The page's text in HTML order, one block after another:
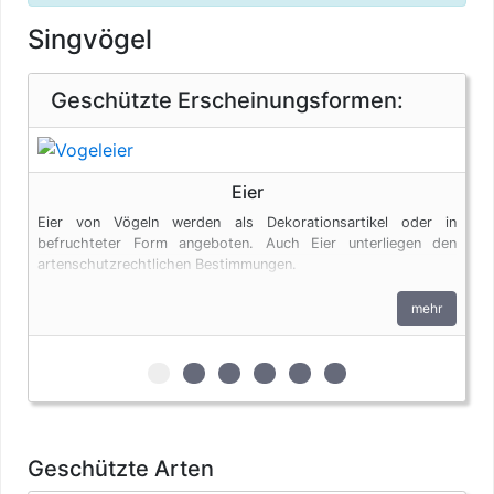
Singvögel
Geschützte Erscheinungsformen:
Eier
Eier von Vögeln werden als Dekorationsartikel oder in
befruchteter Form angeboten. Auch Eier unterliegen den
artenschutzrechtlichen Bestimmungen.
mehr
zur 1. geschützten Erscheinungsform
zur 2. geschützten
zur 3. geschützten
zur 4. geschützten
zur 5. geschützten
zur 6. geschützten
Geschützte Arten